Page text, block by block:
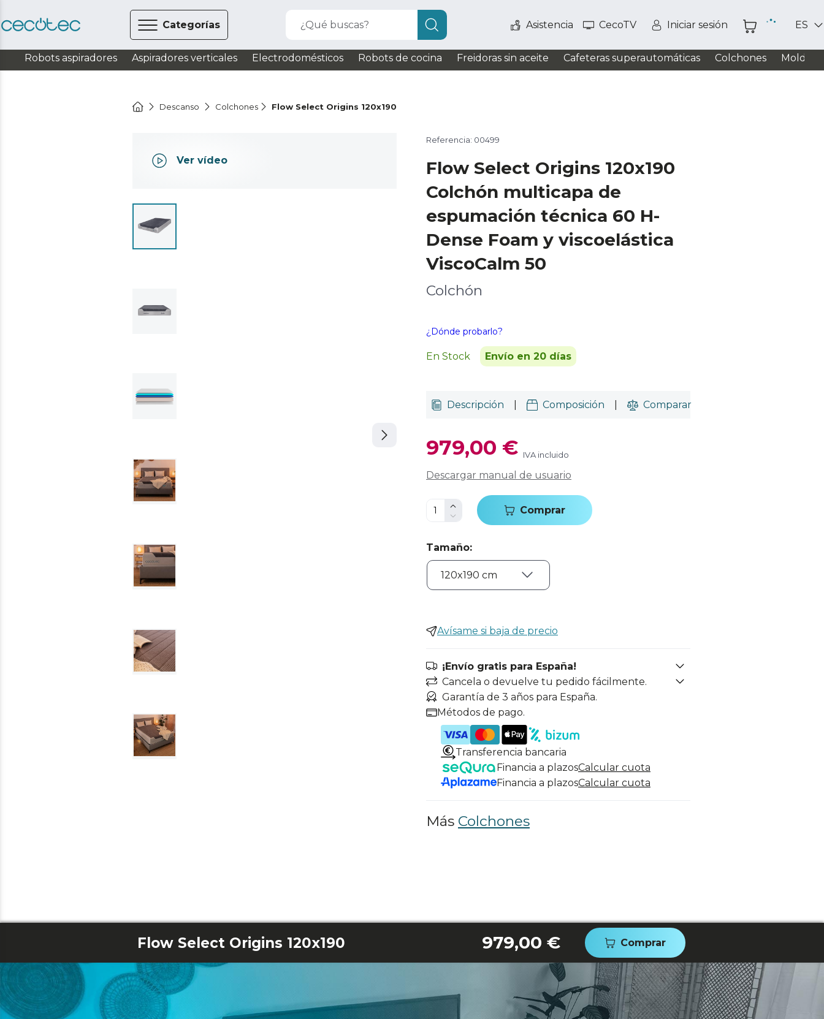
Categorías ¿Qué buscas? Asistencia CecoTV Iniciar sesión ES
Robots aspiradores Aspiradores verticales Electrodomésticos Robots de cocina Freidoras sin aceite Cafeteras superautomáticas Colchones
Descanso Colchones Flow Select Origins 120x190
Ver vídeo
Referencia: 00499
Flow Select Origins 120x190
Colchón multicapa de
espumación técnica 60 H-
Dense Foam y viscoelástica
ViscoCalm 50
Colchón
¿Dónde probarlo?
En Stock Envío en 20 días
Descripción Composición Comparar
979,00 € IVA incluido
Descargar manual de usuario
Comprar
Tamaño:
Avísame si baja de precio
¡Envío gratis para España!
Cancela o devuelve tu pedido fácilmente.
Garantía de 3 años para España.
Métodos de pago.
Transferencia bancaria
Financia a plazosCalcular cuota
Financia a plazosCalcular cuota
Más Colchones
Flow Select Origins 120x190 979,00 € Comprar